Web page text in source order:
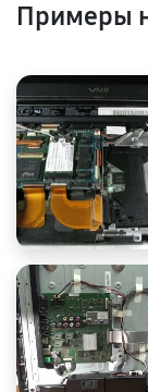
Примеры